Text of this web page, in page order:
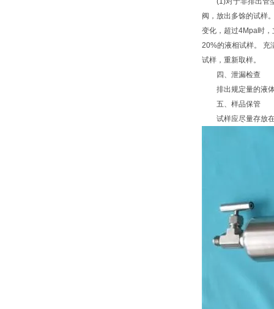
阀，放出多馀的试样
变化，超过4Mpa时
20%的液相试样。 充
试样，重新取样。
四、泄漏检查
排出规定量的液体
五、样品保管
试样应尽量存放在